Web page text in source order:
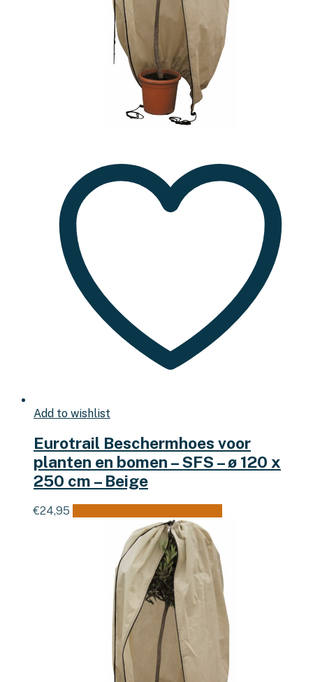
Add to wishlist
Eurotrail Beschermhoes voor
planten en bomen – SFS – ø 120 x
250 cm – Beige
€24,95